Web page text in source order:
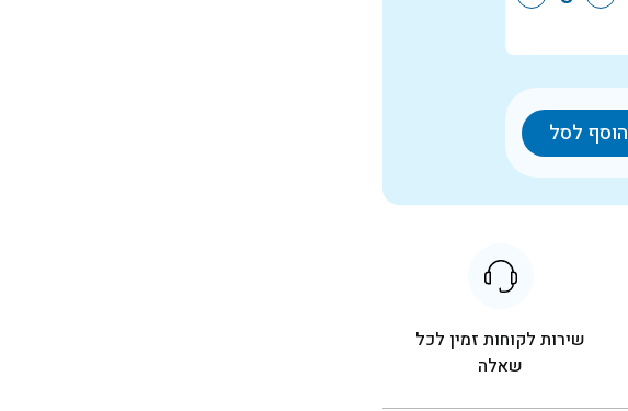
הוסף לסל
שירות לקוחות זמין לכל
שאלה